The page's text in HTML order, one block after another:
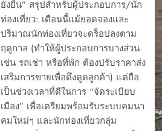
ยั่งยืน” สรุปสำหรับผู้ประกอบการ/นัก
ท่องเที่ยว: เดือนนี้แม้ยอดจองและ
ปริมาณนักท่องเที่ยวจะดร็อปลงตาม
ฤดูกาล (ทำให้ผู้ประกอบการบางส่วน
เช่น รถเช่า หรือที่พัก ต้องปรับราคาส่ง
เสริมการขายเพื่อดึงดูดลูกค้า) แต่ถือ
เป็นช่วงเวลาที่ดีในการ “จัดระเบียบ
เมือง” เพื่อเตรียมพร้อมรับระบบคมนา
คมใหม่ๆ และนักท่องเที่ยวกลุ่ม